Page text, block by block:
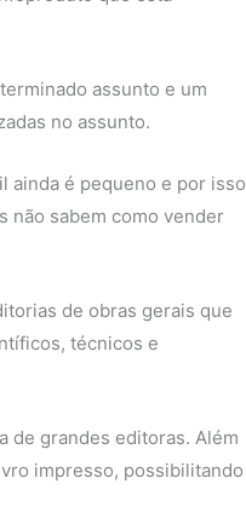
assunto e um
no assunto.
ainda é pequeno e por isso
não sabem como vender
de obras gerais que
técnicos e
de grandes editoras. Além
impresso, possibilitando